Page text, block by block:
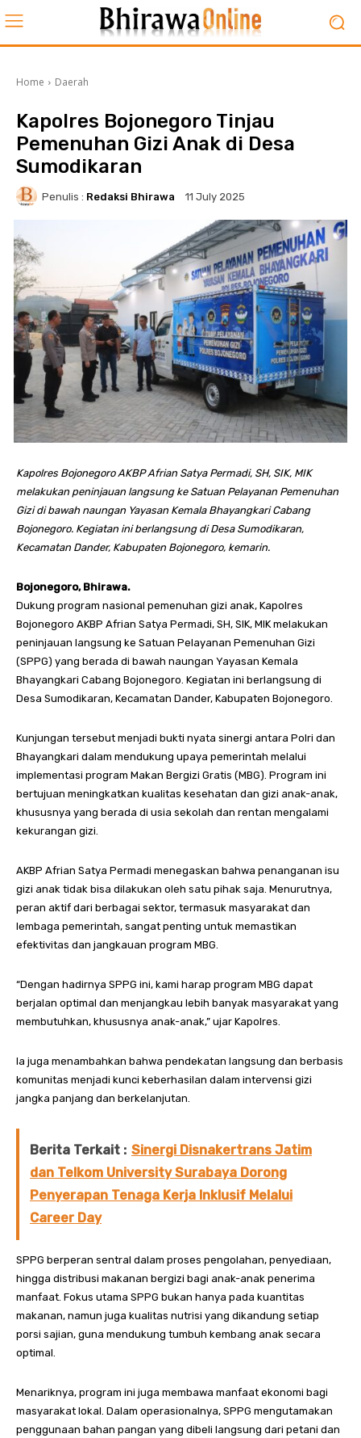
Home Daerah
Kapolres Bojonegoro Tinjau
Pemenuhan Gizi Anak di Desa
Sumodikaran
Penulis : Redaksi Bhirawa 11 July 2025
Kapolres Bojonegoro AKBP Afrian Satya Permadi, SH, SIK, MIK
melakukan peninjauan langsung ke Satuan Pelayanan Pemenuhan
Gizi di bawah naungan Yayasan Kemala Bhayangkari Cabang
Bojonegoro. Kegiatan ini berlangsung di Desa Sumodikaran,
Kecamatan Dander, Kabupaten Bojonegoro, kemarin.
Bojonegoro, Bhirawa.
Dukung program nasional pemenuhan gizi anak, Kapolres
Bojonegoro AKBP Afrian Satya Permadi, SH, SIK, MIK melakukan
peninjauan langsung ke Satuan Pelayanan Pemenuhan Gizi
(SPPG) yang berada di bawah naungan Yayasan Kemala
Bhayangkari Cabang Bojonegoro. Kegiatan ini berlangsung di
Desa Sumodikaran, Kecamatan Dander, Kabupaten Bojonegoro.
Kunjungan tersebut menjadi bukti nyata sinergi antara Polri dan
Bhayangkari dalam mendukung upaya pemerintah melalui
implementasi program Makan Bergizi Gratis (MBG). Program ini
bertujuan meningkatkan kualitas kesehatan dan gizi anak-anak,
khususnya yang berada di usia sekolah dan rentan mengalami
kekurangan gizi.
AKBP Afrian Satya Permadi menegaskan bahwa penanganan isu
gizi anak tidak bisa dilakukan oleh satu pihak saja. Menurutnya,
peran aktif dari berbagai sektor, termasuk masyarakat dan
lembaga pemerintah, sangat penting untuk memastikan
efektivitas dan jangkauan program MBG.
“Dengan hadirnya SPPG ini, kami harap program MBG dapat
berjalan optimal dan menjangkau lebih banyak masyarakat yang
membutuhkan, khususnya anak-anak,” ujar Kapolres.
Ia juga menambahkan bahwa pendekatan langsung dan berbasis
komunitas menjadi kunci keberhasilan dalam intervensi gizi
jangka panjang dan berkelanjutan.
Berita Terkait : Sinergi Disnakertrans Jatim
dan Telkom University Surabaya Dorong
Penyerapan Tenaga Kerja Inklusif Melalui
Career Day
SPPG berperan sentral dalam proses pengolahan, penyediaan,
hingga distribusi makanan bergizi bagi anak-anak penerima
manfaat. Fokus utama SPPG bukan hanya pada kuantitas
makanan, namun juga kualitas nutrisi yang dikandung setiap
porsi sajian, guna mendukung tumbuh kembang anak secara
optimal.
Menariknya, program ini juga membawa manfaat ekonomi bagi
masyarakat lokal. Dalam operasionalnya, SPPG mengutamakan
penggunaan bahan pangan yang dibeli langsung dari petani dan